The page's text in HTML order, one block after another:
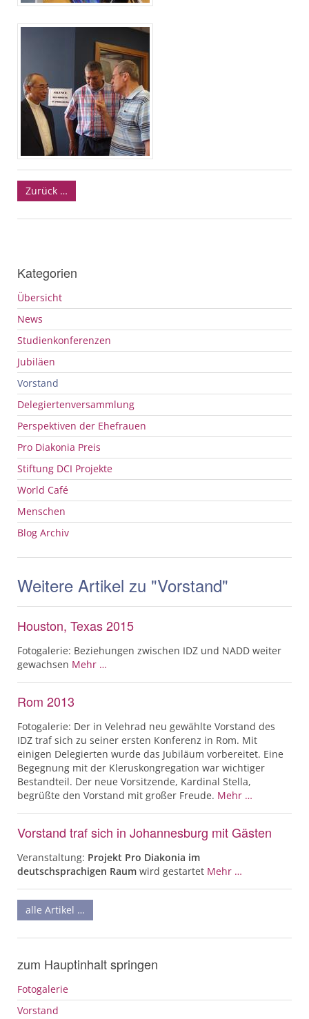
Zurück …
Kategorien
Übersicht
News
Studienkonferenzen
Jubiläen
Vorstand
Delegiertenversammlung
Perspektiven der Ehefrauen
Pro Diakonia Preis
Stiftung DCI Projekte
World Café
Menschen
Blog Archiv
Weitere Artikel zu "Vorstand"
Houston, Texas 2015
Fotogalerie: Beziehungen zwischen IDZ und NADD weiter
gewachsen Mehr …
Rom 2013
Fotogalerie: Der in Velehrad neu gewählte Vorstand des
IDZ traf sich zu seiner ersten Konferenz in Rom. Mit
einigen Delegierten wurde das Jubiläum vorbereitet. Eine
Begegnung mit der Kleruskongregation war wichtiger
Bestandteil. Der neue Vorsitzende, Kardinal Stella,
begrüßte den Vorstand mit großer Freude. Mehr …
Vorstand traf sich in Johannesburg mit Gästen
Veranstaltung: Projekt Pro Diakonia im
deutschsprachigen Raum wird gestartet Mehr …
alle Artikel …
zum Hauptinhalt springen
Fotogalerie
Vorstand